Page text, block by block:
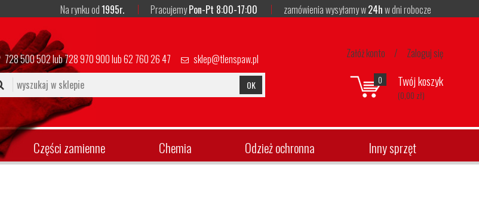
Na rynku od1995r. PracujemyPon-Pt 8:00-17:00 zamówienia wysyłamy w24hw dni robocze
728 500 502lub728 970 900lub62 760 26 47 sklep@tlenspaw.pl
OK
Załóż konto / Zaloguj się
0 Twój koszyk
(0,00 zł)
Części zamienne Chemia Odzież ochronna Inny sprzęt